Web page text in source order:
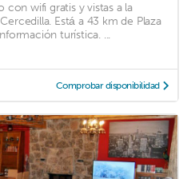
con wifi gratis y vistas a la
Está a 43 km de Plaza
turística. ...
Comprobar disponibilidad